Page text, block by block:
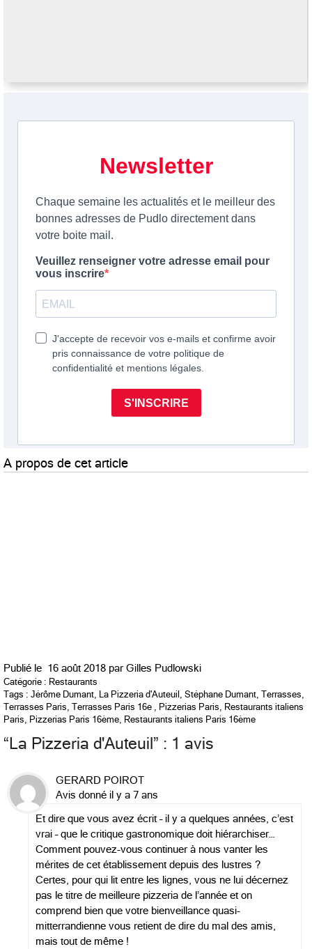
A propos de cet article
Publié le 16 août 2018 par Gilles Pudlowski
Catégorie : Restaurants
Tags : Jérôme Dumant La Pizzeria d'Auteuil Stéphane Dumant Terrasses
Terrasses Paris Terrasses Paris 16e Pizzerias Paris
Restaurants italiens
Paris
Pizzerias Paris 16ème Restaurants italiens Paris 16ème
“ La Pizzeria d'Auteuil ” : 1 avis
GERARD POIROT
Avis donné il y a 7 ans
Et dire que vous avez écrit – il y a quelques années, c’est
vrai – que le critique gastronomique doit hiérarchiser…
Comment pouvez-vous continuer à nous vanter les
mérites de cet établissement depuis des lustres ?
Certes, pour qui lit entre les lignes, vous ne lui décernez
pas le titre de meilleure pizzeria de l’année et on
comprend bien que votre bienveillance quasi-
mitterrandienne vous retient de dire du mal des amis,
mais tout de même !